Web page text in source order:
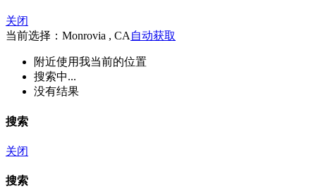
关闭
当前选择：Monrovia , CA 自动获取
附近使用我当前的位置
搜索中...
没有结果
搜索
关闭
搜索